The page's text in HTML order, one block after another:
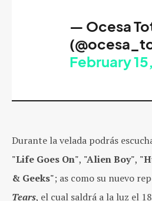
— Ocesa
February
Durante la velada podrás
"Life Goes On", "Alien Boy",
& Geeks"; as como su nuevo
Tears, el cual saldrá a la luz el